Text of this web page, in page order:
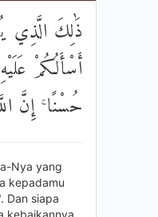
ذَٰلِكَ الَّذِي
أَسْأَلُكُمْ
حُسْنًا ۚ إِنَّ
Nya yang
kepadamu
Dan siapa
kebaikannya